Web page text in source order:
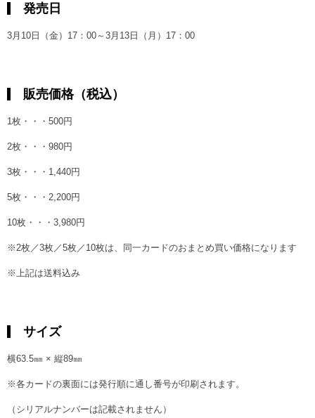
発売日
3月10日（金）17：00～3月13日（月）17：00
販売価格（税込）
1枚・・・500円
2枚・・・980円
3枚・・・1,440円
5枚・・・2,200円
10枚・・・3,980円
※2枚／3枚／5枚／10枚は、同一カードのおまとめ買い価格になります
※上記は送料込み
サイズ
横63.5㎜ × 縦89㎜
※各カードの裏面には発行順に通し番号が印刷されます。
（シリアルナンバーは記載されません）